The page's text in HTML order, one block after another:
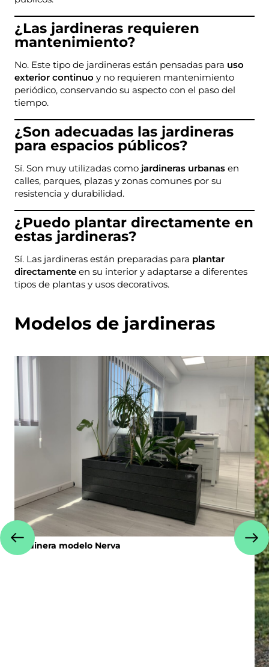
¿Las jardineras requieren
mantenimiento?
No. Este tipo de jardineras están pensadas para uso
exterior continuo y no requieren mantenimiento
periódico, conservando su aspecto con el paso del
tiempo.
¿Son adecuadas las jardineras
para espacios públicos?
Sí. Son muy utilizadas como jardineras urbanas en
calles, parques, plazas y zonas comunes por su
resistencia y durabilidad.
¿Puedo plantar directamente en
estas jardineras?
Sí. Las jardineras están preparadas para plantar
directamente en su interior y adaptarse a diferentes
tipos de plantas y usos decorativos.
Modelos de jardineras
Jardinera modelo Nerva